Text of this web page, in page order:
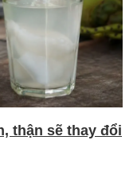
thận sẽ thay đổi